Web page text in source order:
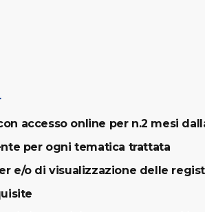
accesso online per n.2 mesi
per ogni tematica trattata
e/o di visualizzazione delle